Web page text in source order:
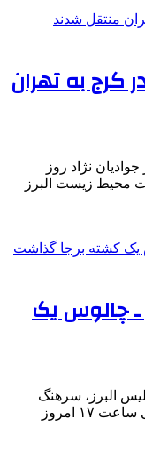
به تهران
نژاد روز
محیط زیست البرز
چالوس یک
البرز، سرهنگ
پیمان کرمی روز دوشنبه گفت: حوالی ساعت ۱۷ امروز